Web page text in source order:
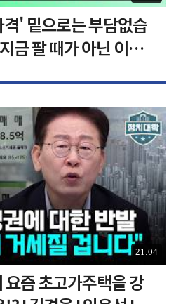
' 밑으로는 부담없습
금 팔 때가 아닌 이유
21:04
즘 초고가주택을 강